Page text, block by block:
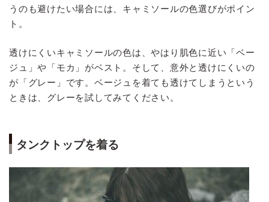
うのも避けたい場合には、キャミソールの色選びがポイン
ト。
透けにくいキャミソールの色は、やはり肌色に近い「ベー
ジュ」や「モカ」がベスト。そして、意外と透けにくいの
が「グレー」です。ベージュを着ても透けてしまうという
ときは、グレーを試してみてください。
タンクトップを着る